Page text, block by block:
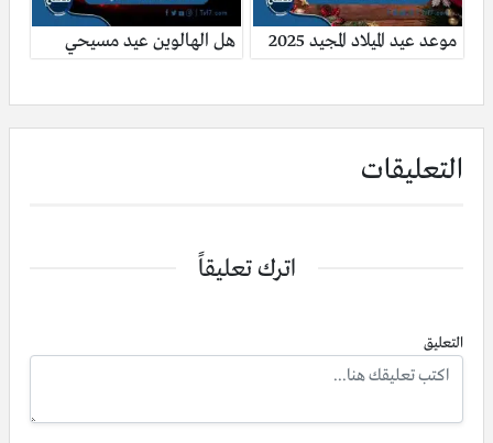
موعد عيد الميلاد المجيد 2025 هل الهالوين عيد مسيحي
التعليقات
اترك تعليقاً
التعليق